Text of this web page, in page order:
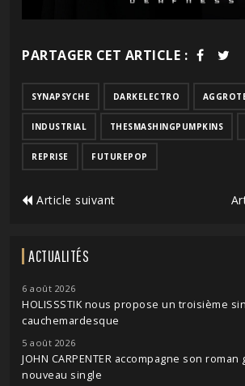
PARTAGER CET ARTICLE :
SYNAPSYCHE DARKELECTRO
INDUSTRIAL THESMASHINGPUMPKINS
REPRISE FUTUREPOP
Article suivant
ACTUALITÉS
6 août 2026
HOLISSSTIK nous propose un troisième
cauchemardesque
5 août 2026
JOHN CARPENTER accompagne son
nouveau single